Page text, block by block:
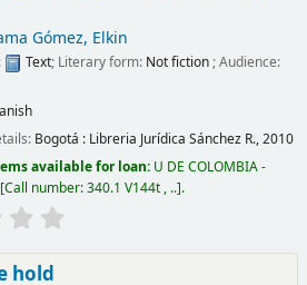
Gómez, Elkin
Text; Literary form: Not fiction; Audience:
Bogotá : Libreria Jurídica Sánchez R.,2010
available for loan: U DE COLOMBIA -
Call number:340.1 V144t , .. .
hold